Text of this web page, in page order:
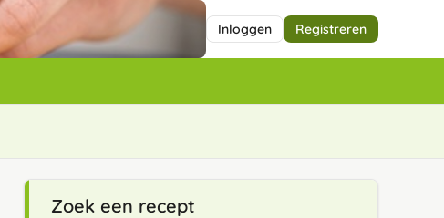
Inloggen Registreren
Zoek een recept